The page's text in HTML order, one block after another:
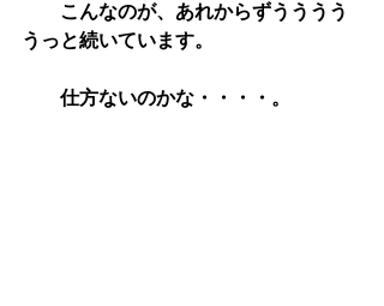
こんなのが、あれからずうううう
うっと続いています。
仕方ないのかな・・・・。